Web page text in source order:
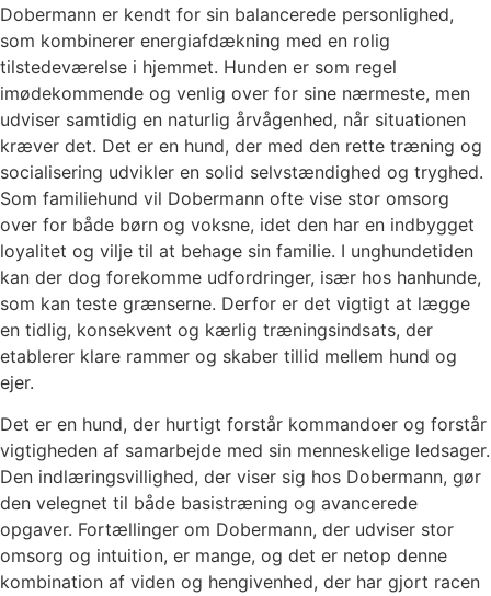
Dobermann er kendt for sin balancerede personlighed,
som kombinerer energiafdækning med en rolig
tilstedeværelse i hjemmet. Hunden er som regel
imødekommende og venlig over for sine nærmeste, men
udviser samtidig en naturlig årvågenhed, når situationen
kræver det. Det er en hund, der med den rette træning og
socialisering udvikler en solid selvstændighed og tryghed.
Som familiehund vil Dobermann ofte vise stor omsorg
over for både børn og voksne, idet den har en indbygget
loyalitet og vilje til at behage sin familie. I unghundetiden
kan der dog forekomme udfordringer, især hos hanhunde,
som kan teste grænserne. Derfor er det vigtigt at lægge
en tidlig, konsekvent og kærlig træningsindsats, der
etablerer klare rammer og skaber tillid mellem hund og
ejer.
Det er en hund, der hurtigt forstår kommandoer og forstår
vigtigheden af samarbejde med sin menneskelige ledsager.
Den indlæringsvillighed, der viser sig hos Dobermann, gør
den velegnet til både basistræning og avancerede
opgaver. Fortællinger om Dobermann, der udviser stor
omsorg og intuition, er mange, og det er netop denne
kombination af viden og hengivenhed, der har gjort racen